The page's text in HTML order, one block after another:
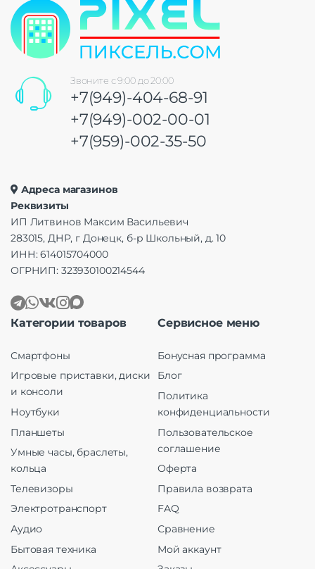
Звоните с 9:00 до 20:00
+7(949)-404-68-91
+7(949)-002-00-01
+7(959)-002-35-50
Адреса магазинов
Реквизиты
ИП Литвинов Максим Васильевич
283015, ДНР, г Донецк, б-р Школьный, д. 10
ИНН: 614015704000
ОГРНИП: 323930100214544
Категории товаров
Смартфоны
Игровые приставки, диски
и консоли
Ноутбуки
Планшеты
Умные часы, браслеты,
кольца
Телевизоры
Электротранспорт
Аудио
Бытовая техника
Сервисное меню
Бонусная программа
Блог
Политика
конфиденциальности
Пользовательское
соглашение
Оферта
Правила возврата
FAQ
Сравнение
Мой аккаунт